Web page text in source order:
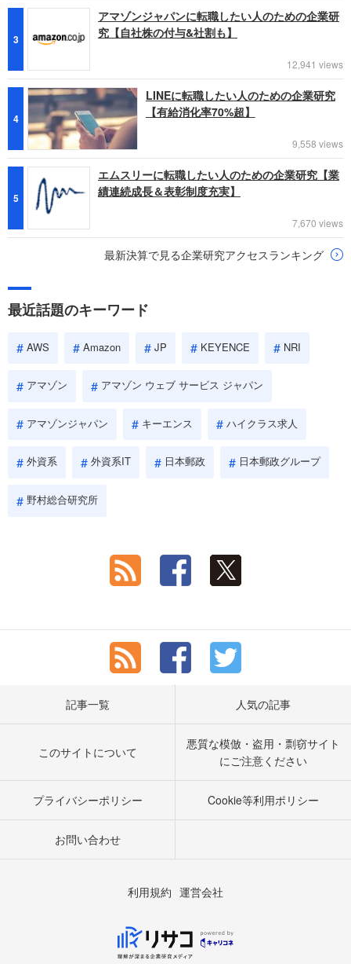
3
アマゾンジャパンに転職したい人のための企業研
究【自社株の付与&社割も】
12,941 views
4
LINEに転職したい人のための企業研究
【有給消化率70%超】
9,558 views
5
エムスリーに転職したい人のための企業研究【業
績連続成長＆表彰制度充実】
7,670 views
最新決算で見る企業研究アクセスランキング
最近話題のキーワード
AWS Amazon JP KEYENCE NRI
アマゾン アマゾン ウェブ サービス ジャパン
アマゾンジャパン キーエンス ハイクラス求人
外資系 外資系IT 日本郵政 日本郵政グループ
野村総合研究所
記事一覧 人気の記事
このサイトについて
悪質な模倣・盗用・剽窃サイト
にご注意ください
プライバシーポリシー Cookie等利用ポリシー
お問い合わせ
利用規約 運営会社